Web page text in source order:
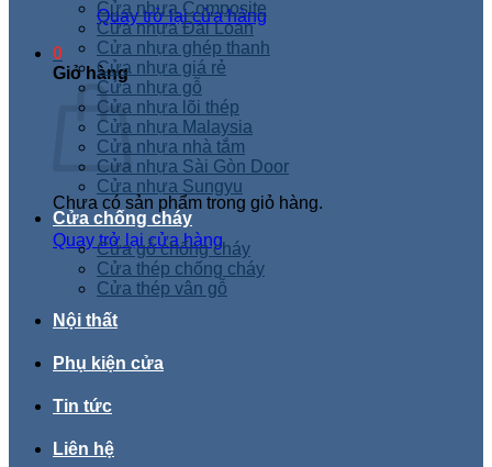
Quay trở lại cửa hàng
0
Giỏ hàng
Chưa có sản phẩm trong giỏ hàng.
Quay trở lại cửa hàng
Cửa nhựa Composite
Cửa nhựa Đài Loan
Cửa nhựa ghép thanh
Cửa nhựa giá rẻ
Cửa nhựa gỗ
Cửa nhựa lõi thép
Cửa nhựa Malaysia
Cửa nhựa nhà tắm
Cửa nhựa Sài Gòn Door
Cửa nhựa Sungyu
Cửa chống cháy
Cửa gỗ chống cháy
Cửa thép chống cháy
Cửa thép vân gỗ
Nội thất
Phụ kiện cửa
Tin tức
Liên hệ